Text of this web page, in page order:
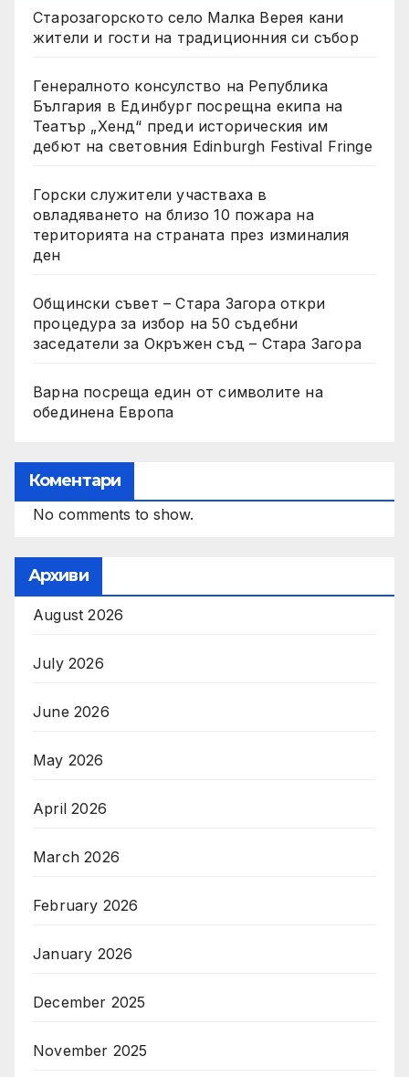
Старозагорското село Малка Верея кани
жители и гости на традиционния си събор
Генералното консулство на Република
България в Единбург посрещна екипа на
Театър „Хенд“ преди историческия им
дебют на световния Edinburgh Festival Fringe
Горски служители участваха в
овладяването на близо 10 пожара на
територията на страната през изминалия
ден
Общински съвет – Стара Загора откри
процедура за избор на 50 съдебни
заседатели за Окръжен съд – Стара Загора
Варна посреща един от символите на
обединена Европа
Коментари
No comments to show.
Архиви
August 2026
July 2026
June 2026
May 2026
April 2026
March 2026
February 2026
January 2026
December 2025
November 2025